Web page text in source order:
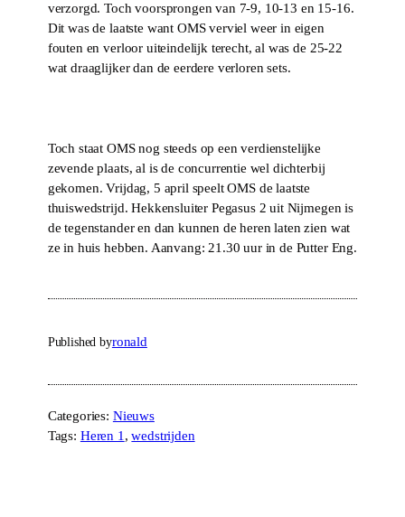
verzorgd. Toch voorsprongen van 7-9, 10-13 en 15-16.
Dit was de laatste want OMS verviel weer in eigen
fouten en verloor uiteindelijk terecht, al was de 25-22
wat draaglijker dan de eerdere verloren sets.
Toch staat OMS nog steeds op een verdienstelijke
zevende plaats, al is de concurrentie wel dichterbij
gekomen. Vrijdag, 5 april speelt OMS de laatste
thuiswedstrijd. Hekkensluiter Pegasus 2 uit Nijmegen is
de tegenstander en dan kunnen de heren laten zien wat
ze in huis hebben. Aanvang: 21.30 uur in de Putter Eng.
Published byronald
Categories: Nieuws
Tags: Heren 1 , wedstrijden